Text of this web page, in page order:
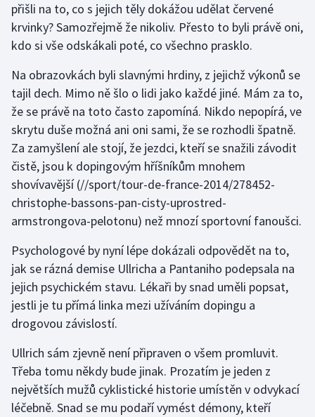
přišli na to, co s jejich těly dokážou udělat červené
krvinky? Samozřejmě že nikoliv. Přesto to byli právě oni,
kdo si vše odskákali poté, co všechno prasklo.
Na obrazovkách byli slavnými hrdiny, z jejichž výkonů se
tajil dech. Mimo ně šlo o lidi jako každé jiné. Mám za to,
že se právě na toto často zapomíná. Nikdo nepopírá, ve
skrytu duše možná ani oni sami, že se rozhodli špatně.
Za zamyšlení ale stojí, že jezdci, kteří se snažili závodit
čistě, jsou k dopingovým hříšníkům mnohem
shovívavější(//sport/tour-de-france-2014/278452-
christophe-bassons-pan-cisty-uprostred-
armstrongova-pelotonu) než mnozí sportovní fanoušci.
Psychologové by nyní lépe dokázali odpovědět na to,
jak se rázná demise Ullricha a Pantaniho podepsala na
jejich psychickém stavu. Lékaři by snad uměli popsat,
jestli je tu přímá linka mezi užíváním dopingu a
drogovou závislostí.
Ullrich sám zjevně není připraven o všem promluvit.
Třeba tomu někdy bude jinak. Prozatím je jeden z
největších mužů cyklistické historie umístěn v odvykací
léčebně. Snad se mu podaří vymést démony, kteří